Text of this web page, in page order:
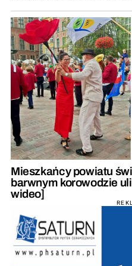
Mieszkańcy powiatu
barwnym korowodzie
wideo]